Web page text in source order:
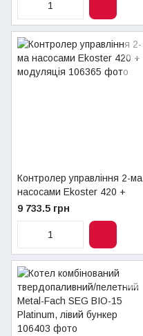
Контролер управління 2-ма
насосами Ekoster 420 +
модуляція
9 733.5 грн